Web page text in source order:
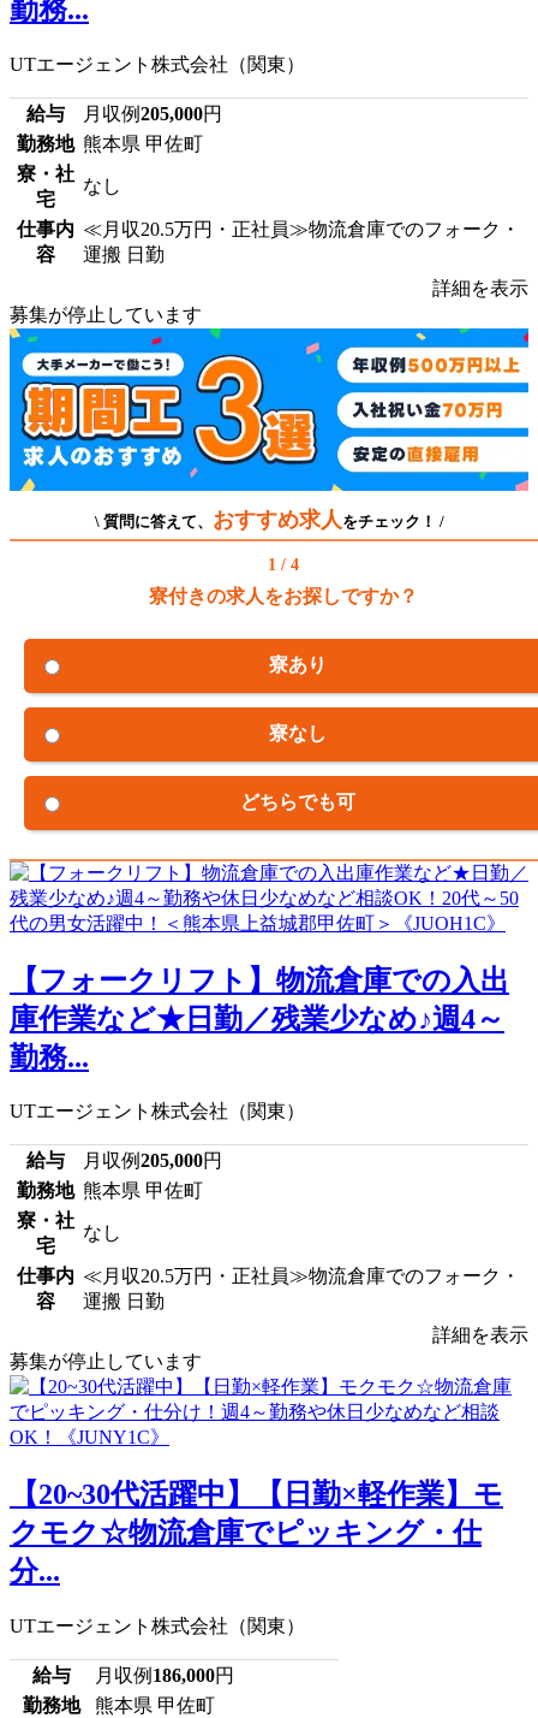
勤務...
UTエージェント株式会社（関東）
給与 月収例205,000円
勤務地 熊本県 甲佐町
寮・社
宅
なし
仕事内
容
≪月収20.5万円・正社員≫物流倉庫でのフォーク・
運搬 日勤
詳細を表示
募集が停止しています
\ 質問に答えて、 おすすめ求人 をチェック！ /
1 / 4
寮付きの求人をお探しですか？
寮あり
寮なし
どちらでも可
【フォークリフト】物流倉庫での入出
庫作業など★日勤／残業少なめ♪週4～
勤務...
UTエージェント株式会社（関東）
給与 月収例205,000円
勤務地 熊本県 甲佐町
寮・社
宅
なし
仕事内
容
≪月収20.5万円・正社員≫物流倉庫でのフォーク・
運搬 日勤
詳細を表示
募集が停止しています
【20~30代活躍中】【日勤×軽作業】モ
クモク☆物流倉庫でピッキング・仕
分...
UTエージェント株式会社（関東）
給与 月収例 186,000円
勤務地
熊本県 甲佐町